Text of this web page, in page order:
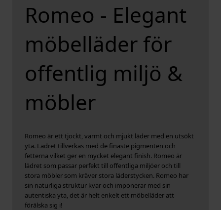
Romeo - Elegant
möbelläder för
offentlig miljö &
möbler
Romeo är ett tjockt, varmt och mjukt läder med en utsökt
yta. Lädret tillverkas med de finaste pigmenten och
fetterna vilket ger en mycket elegant finish. Romeo är
lädret som passar perfekt till offentliga miljöer och till
stora möbler som kräver stora läderstycken. Romeo har
sin naturliga struktur kvar och imponerar med sin
autentiska yta, det är helt enkelt ett möbelläder att
förälska sig i!